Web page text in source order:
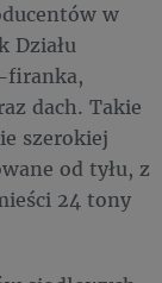
w
Działu
firanka,
dach. Takie
szerokiej
od tyłu, z
24 tony